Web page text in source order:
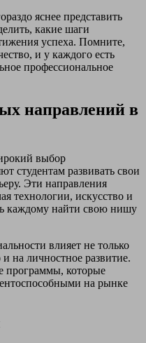
яснее представить
какие шаги
успеха. Помните,
и у каждого есть
профессиональное
направлений в
выбор
студентам развивать свои
Эти направления
технологии, искусство и
каждому найти свою нишу
влияет не только
на личностное развитие.
программы, которые
на рынке